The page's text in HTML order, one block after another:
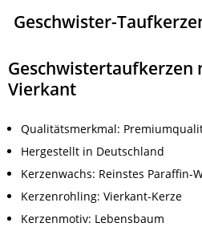
Geschwister-
Geschwistertaufkerzen
Vierkant
Qualitätsmerkmal:
Hergestellt in Deutschland
Kerzenwachs: Reinstes Paraffin-
Kerzenrohling: Vierkant-Kerze
Kerzenmotiv: Lebensbaum